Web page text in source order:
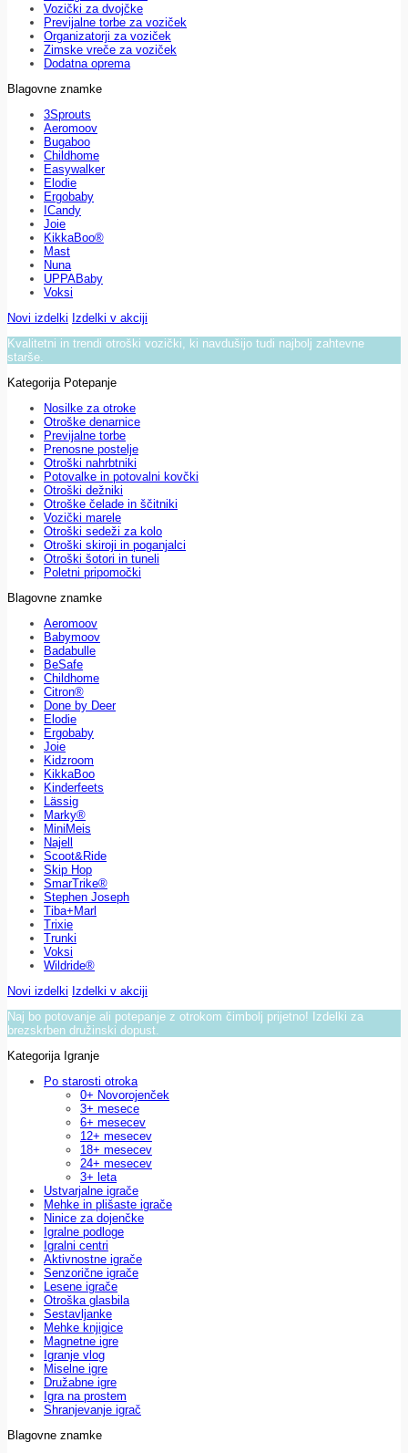
Vozički za dvojčke
Previjalne torbe za voziček
Organizatorji za voziček
Zimske vreče za voziček
Dodatna oprema
Blagovne znamke
3Sprouts
Aeromoov
Bugaboo
Childhome
Easywalker
Elodie
Ergobaby
ICandy
Joie
KikkaBoo®
Mast
Nuna
UPPABaby
Voksi
Novi izdelki Izdelki v akciji
Kvalitetni in trendi otroški vozički, ki navdušijo tudi najbolj zahtevne
starše.
Kategorija Potepanje
Nosilke za otroke
Otroške denarnice
Previjalne torbe
Prenosne postelje
Otroški nahrbtniki
Potovalke in potovalni kovčki
Otroški dežniki
Otroške čelade in ščitniki
Vozički marele
Otroški sedeži za kolo
Otroški skiroji in poganjalci
Otroški šotori in tuneli
Poletni pripomočki
Blagovne znamke
Aeromoov
Babymoov
Badabulle
BeSafe
Childhome
Citron®
Done by Deer
Elodie
Ergobaby
Joie
Kidzroom
KikkaBoo
Kinderfeets
Lässig
Marky®
MiniMeis
Najell
Scoot&Ride
Skip Hop
SmarTrike®
Stephen Joseph
Tiba+Marl
Trixie
Trunki
Voksi
Wildride®
Novi izdelki Izdelki v akciji
Naj bo potovanje ali potepanje z otrokom čimbolj prijetno! Izdelki za
brezskrben družinski dopust.
Kategorija Igranje
Po starosti otroka
0+ Novorojenček
3+ mesece
6+ mesecev
12+ mesecev
18+ mesecev
24+ mesecev
3+ leta
Ustvarjalne igrače
Mehke in plišaste igrače
Ninice za dojenčke
Igralne podloge
Igralni centri
Aktivnostne igrače
Senzorične igrače
Lesene igrače
Otroška glasbila
Sestavljanke
Mehke knjigice
Magnetne igre
Igranje vlog
Miselne igre
Družabne igre
Igra na prostem
Shranjevanje igrač
Blagovne znamke